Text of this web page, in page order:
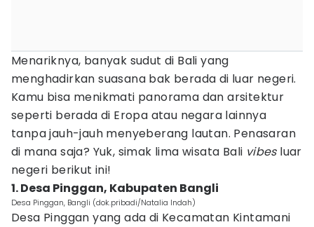
Menariknya, banyak sudut di Bali yang
menghadirkan suasana bak berada di luar negeri.
Kamu bisa menikmati panorama dan arsitektur
seperti berada di Eropa atau negara lainnya
tanpa jauh-jauh menyeberang lautan. Penasaran
di mana saja? Yuk, simak lima wisata Bali vibesluar
negeri berikut ini!
1. Desa Pinggan, Kabupaten Bangli
Desa Pinggan, Bangli (dok.pribadi/Natalia Indah)
Desa Pinggan yang ada di Kecamatan Kintamani